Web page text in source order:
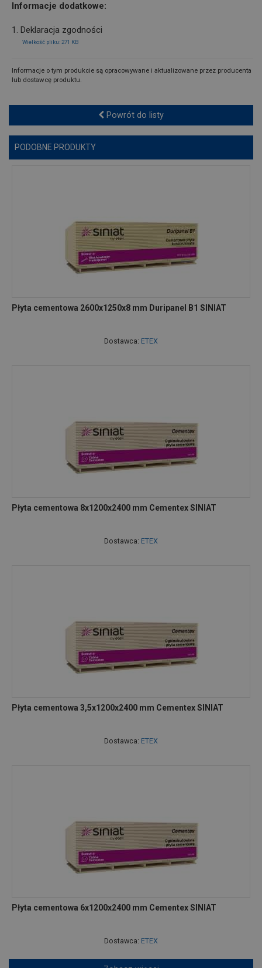
Informacje dodatkowe:
1. Deklaracja zgodności
Wielkość pliku: 271 KB
Informacje o tym produkcie są opracowywane i aktualizowane przez producenta
lub dostawcę produktu.
Powrót do listy
PODOBNE PRODUKTY
Płyta cementowa 2600x1250x8 mm Duripanel B1 SINIAT
Dostawca: ETEX
Płyta cementowa 8x1200x2400 mm Cementex SINIAT
Dostawca: ETEX
Płyta cementowa 3,5x1200x2400 mm Cementex SINIAT
Dostawca: ETEX
Płyta cementowa 6x1200x2400 mm Cementex SINIAT
Dostawca: ETEX